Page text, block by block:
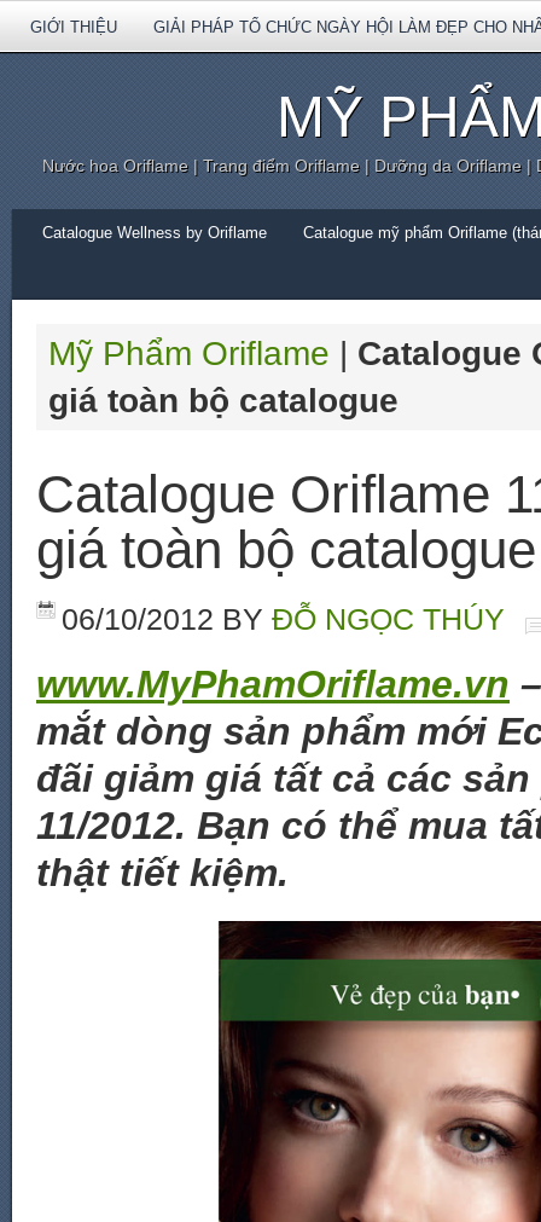
GIỚI THIỆU GIẢI PHÁP TỔ CHỨC NGÀY HỘI LÀM ĐẸP CHO
MỸ
Nước hoa Oriflame | Trang điểm Oriflame | Dưỡng da Oriflame
Catalogue Wellness by Oriflame Catalogue mỹ phẩm Oriflame
Mỹ Phẩm Oriflame | Catalogue
giá toàn bộ catalogue
Catalogue Oriflame
giá toàn bộ catalogue
06/10/2012 BY ĐỖ NGỌC THÚY
www.MyPhamOriflame.vn
mắt dòng sản phẩm mới
đãi giảm giá tất cả các
11/2012. Bạn có thể mua
thật tiết kiệm.